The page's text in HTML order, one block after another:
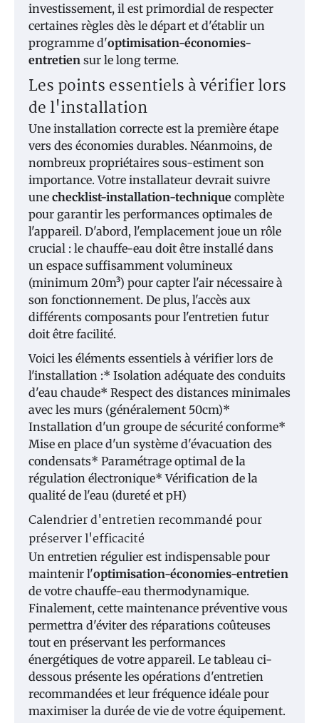
investissement, il est primordial de respecter
certaines règles dès le départ et d'établir un
programme d'optimisation-économies-
entretien sur le long terme.
Les points essentiels à vérifier lors
de l'installation
Une installation correcte est la première étape
vers des économies durables. Néanmoins, de
nombreux propriétaires sous-estiment son
importance. Votre installateur devrait suivre
une checklist-installation-technique complète
pour garantir les performances optimales de
l'appareil. D'abord, l'emplacement joue un rôle
crucial : le chauffe-eau doit être installé dans
un espace suffisamment volumineux
(minimum 20m³) pour capter l'air nécessaire à
son fonctionnement. De plus, l'accès aux
différents composants pour l'entretien futur
doit être facilité.
Voici les éléments essentiels à vérifier lors de
l'installation :* Isolation adéquate des conduits
d'eau chaude* Respect des distances minimales
avec les murs (généralement 50cm)*
Installation d'un groupe de sécurité conforme*
Mise en place d'un système d'évacuation des
condensats* Paramétrage optimal de la
régulation électronique* Vérification de la
qualité de l'eau (dureté et pH)
Calendrier d'entretien recommandé pour
préserver l'efficacité
Un entretien régulier est indispensable pour
maintenir l'optimisation-économies-entretien
de votre chauffe-eau thermodynamique.
Finalement, cette maintenance préventive vous
permettra d'éviter des réparations coûteuses
tout en préservant les performances
énergétiques de votre appareil. Le tableau ci-
dessous présente les opérations d'entretien
recommandées et leur fréquence idéale pour
maximiser la durée de vie de votre équipement.